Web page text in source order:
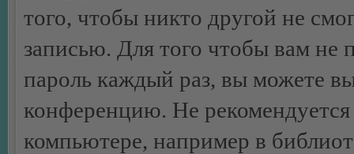
того, чтобы никто другой не
записью. Для того чтобы вам не
пароль каждый раз, вы можете
конференцию. Не
компьютере, например в